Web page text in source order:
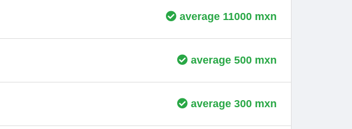
average 11000 mxn
average 500 mxn
average 300 mxn